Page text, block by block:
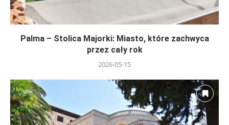
Palma – Stolica Majorki: Miasto, które zachwyca
przez cały rok
2026-05-15